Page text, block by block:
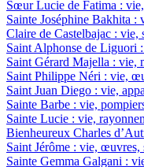
Sœur Lucie de Fatima :
Sainte Joséphine Bakhita :
Claire de Castelbajac : vie,
Saint Alphonse de Liguori
Saint Gérard Majella : vie,
Saint Philippe Néri : vie,
Saint Juan Diego : vie,
Sainte Barbe : vie,
Sainte Lucie : vie,
Bienheureux Charles
Saint Jérôme : vie,
Sainte Gemma Galgani :